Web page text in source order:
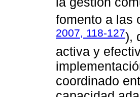
fomento a las
2007, 118-127),
activa y
coordinado